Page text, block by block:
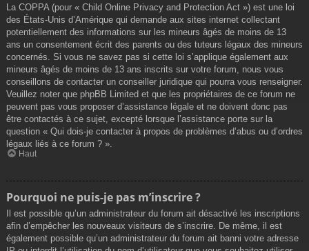
La COPPA (pour « Child Online Privacy and Protection Act ») est une loi
des États-Unis d’Amérique qui demande aux sites internet collectant
potentiellement des informations sur les mineurs âgés de moins de 13
ans un consentement écrit des parents ou des tuteurs légaux des mineurs
concernés. Si vous ne savez pas si cette loi s’applique également aux
mineurs âgés de moins de 13 ans inscrits sur votre forum, nous vous
conseillons de contacter un conseiller juridique qui pourra vous renseigner.
Veuillez noter que phpBB Limited et que les propriétaires de ce forum ne
peuvent pas vous proposer d’assistance légale et ne doivent donc pas
être contactés à ce sujet, excepté lorsque l’assistance porte sur la
question « Qui dois-je contacter à propos de problèmes d’abus ou d’ordres
légaux liés à ce forum ? ».
Haut
Pourquoi ne puis-je pas m’inscrire ?
Il est possible qu’un administrateur du forum ait désactivé les inscriptions
afin d’empêcher les nouveaux visiteurs de s’inscrire. De même, il est
également possible qu’un administrateur du forum ait banni votre adresse